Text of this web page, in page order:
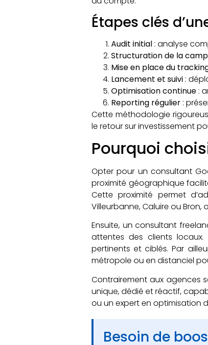
Étapes clés
Audit initial : analyse
Structuration de la
Mise en place du
Lancement et suivi :
Optimisation continue :
Reporting régulier :
Cette méthodologie
le retour sur investissement
Pourquoi
Opter pour un consultant
proximité géographique
Cette proximité permet
Villeurbanne, Caluire ou
Ensuite, un consultant
attentes des clients
pertinents et ciblés. Par
métropole ou en distanciel
Contrairement aux agences
unique, dédié et réactif,
ou un expert en optimisation
Besoin de